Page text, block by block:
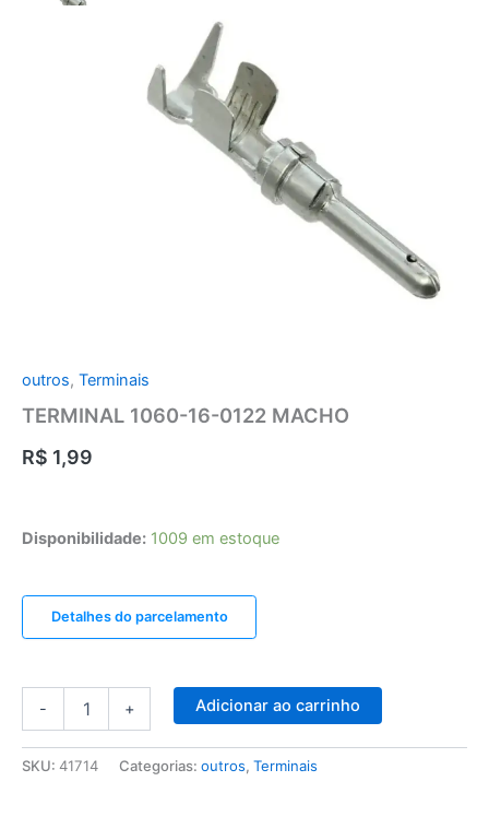
outros, Terminais
TERMINAL 1060-16-0122 MACHO
R$ 1,99
Disponibilidade: 1009 em estoque
Detalhes do parcelamento
-
TERMINAL
+ Adicionar ao carrinho
SKU: 41714 Categorias: outros, Terminais